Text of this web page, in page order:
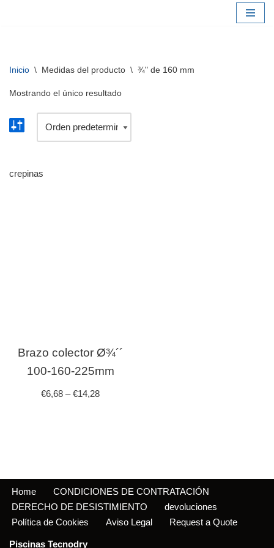
Inicio \ Medidas del producto \ ¾" de 160 mm
Mostrando el único resultado
crepinas
Brazo colector Ø¾´´
100-160-225mm
€6,68 –€14,28
Home
CONDICIONES DE CONTRATACIÓN
DERECHO DE DESISTIMIENTO
devoluciones
Política de Cookies
Aviso Legal Request a Quote
Piscinas Tecnodry